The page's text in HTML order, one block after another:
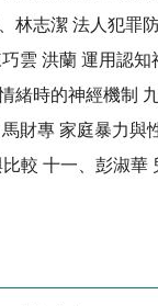
林志潔 法人犯罪
雲 洪蘭 運用認
緒時的神經機制
財專 家庭暴力與
較 十一、彭淑華